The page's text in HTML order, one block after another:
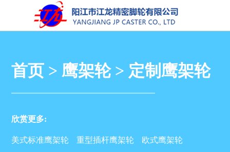
首页 > 鹰架轮> 定制鹰架轮
欣赏更多:
美式标准鹰架轮 重型插杆鹰架轮 欧式鹰架轮